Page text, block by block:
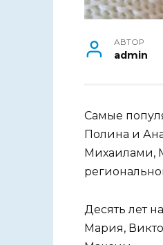
АВТОР
admin
Самые
Полина и
Михаилами,
Десять лет
Мария,